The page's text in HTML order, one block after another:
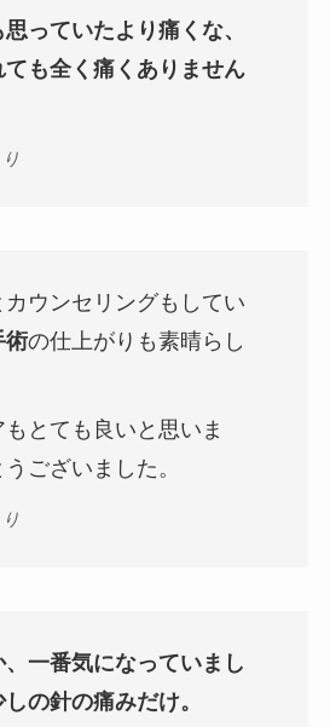
っていたより痛くな、
ても全く痛くありません
ウンセリングもしてい
術の仕上がりも素晴らし
とても良いと思いま
ございました。
一番気になっていまし
の針の痛みだけ。